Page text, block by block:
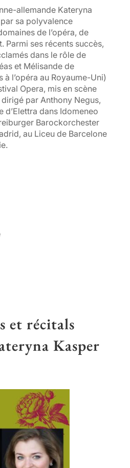
allemande Kateryna
sa polyvalence
de l’opéra, de
Parmi ses récents succès,
dans le rôle de
et Mélisande de
à l’opéra au Royaume-Uni)
Opera, mis en scène
par Anthony Negus,
d’Elettra dans Idomeneo
Barockorchester
au Liceu de Barcelone
et récitals
Kasper